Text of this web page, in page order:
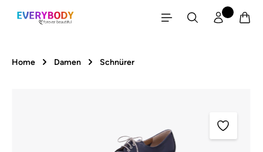
Zum Hauptinhalt springen
Home Damen Schnürer